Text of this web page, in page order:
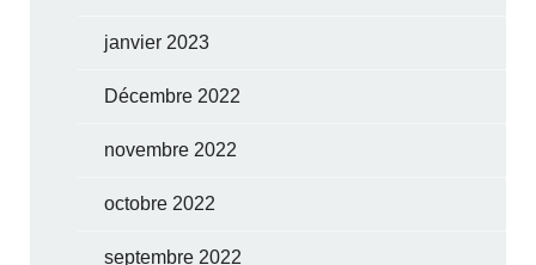
janvier 2023
Décembre 2022
novembre 2022
octobre 2022
septembre 2022